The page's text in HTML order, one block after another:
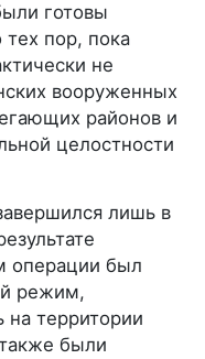
готовы
пор, пока
не
вооруженных
районов и
целостности
лишь в
операции был
режим,
территории
были